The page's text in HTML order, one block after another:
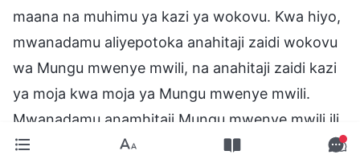
maana na muhimu ya kazi ya wokovu. Kwa hiyo,
mwanadamu aliyepotoka anahitaji zaidi wokovu
wa Mungu mwenye mwili, na anahitaji zaidi kazi
ya moja kwa moja ya Mungu mwenye mwili.
Mwanadamu anamhitaji Mungu mwenye mwili ili
kumchunga, kumsaidia, kumnywesha maji,